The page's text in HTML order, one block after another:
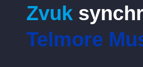
Zvuk
Telmore